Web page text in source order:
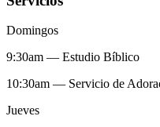
Domingos
9:30am — Estudio Bíblico
10:30am — Servicio de
Jueves